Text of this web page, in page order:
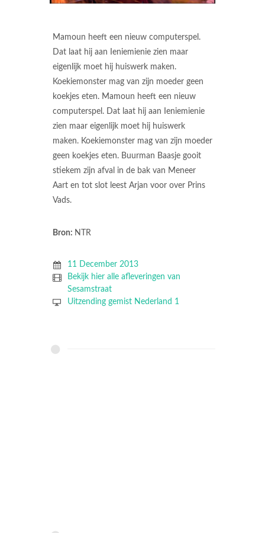
Mamoun heeft een nieuw computerspel.
Dat laat hij aan Ieniemienie zien maar
eigenlijk moet hij huiswerk maken.
Koekiemonster mag van zijn moeder geen
koekjes eten. Mamoun heeft een nieuw
computerspel. Dat laat hij aan Ieniemienie
zien maar eigenlijk moet hij huiswerk
maken. Koekiemonster mag van zijn moeder
geen koekjes eten. Buurman Baasje gooit
stiekem zijn afval in de bak van Meneer
Aart en tot slot leest Arjan voor over Prins
Vads.
Bron: NTR
11 December 2013
Bekijk hier alle afleveringen van
Sesamstraat
Uitzending gemist Nederland 1